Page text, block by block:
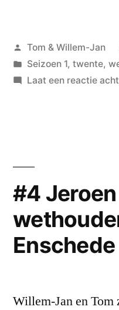
Essen,
Geplaatst
door
Tom & Willem-Jan
Geplaatst
in
Seizoen 1, twente,
Laat een reactie
#4
Enschede
Willem-Jan en Tom